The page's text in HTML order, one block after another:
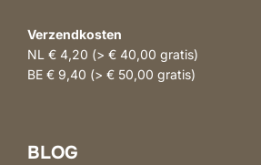
Verzendkosten
NL € 4,20 (> € 40,00 gratis)
BE € 9,40 (> € 50,00 gratis)
BLOG